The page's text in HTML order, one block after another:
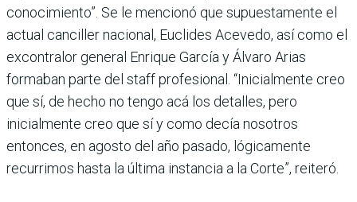
conocimiento”. Se le mencionó que supuestamente el
actual canciller nacional, Euclides Acevedo, así como el
excontralor general Enrique García y Álvaro Arias
formaban parte del staff profesional. “Inicialmente creo
que sí, de hecho no tengo acá los detalles, pero
inicialmente creo que sí y como decía nosotros
entonces, en agosto del año pasado, lógicamente
recurrimos hasta la última instancia a la Corte”, reiteró.